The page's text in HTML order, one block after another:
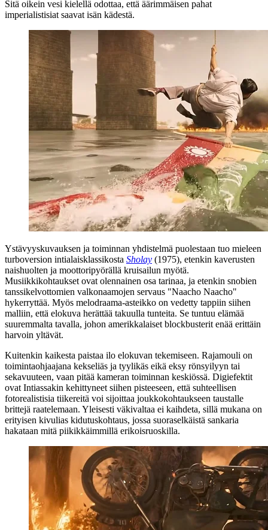
Sitä oikein vesi kielellä odottaa, että äärimmäisen pahat
imperialistisiat saavat isän kädestä.
Ystävyyskuvauksen ja toiminnan yhdistelmä puolestaan tuo mieleen
turboversion intialaisklassikosta Sholay (1975), etenkin kaverusten
naishuolten ja moottoripyörällä kruisailun myötä.
Musiikkikohtaukset ovat olennainen osa tarinaa, ja etenkin snobien
tanssikelvottomien valkonaamojen servaus "Naacho Naacho"
hykerryttää. Myös melodraama-asteikko on vedetty tappiin siihen
malliin, että elokuva herättää takuulla tunteita. Se tuntuu elämää
suuremmalta tavalla, johon amerikkalaiset blockbusterit enää erittäin
harvoin yltävät.
Kuitenkin kaikesta paistaa ilo elokuvan tekemiseen. Rajamouli on
toimintaohjaajana kekseliäs ja tyylikäs eikä eksy rönsyilyyn tai
sekavuuteen, vaan pitää kameran toiminnan keskiössä. Digiefektit
ovat Intiassakin kehittyneet siihen pisteeseen, että suhteellisen
fotorealistisia tiikereitä voi sijoittaa joukkokohtaukseen taustalle
brittejä raatelemaan. Yleisesti väkivaltaa ei kaihdeta, sillä mukana on
erityisen kivulias kidutuskohtaus, jossa suoraselkäistä sankaria
hakataan mitä piikikkäimmillä erikoisruoskilla.